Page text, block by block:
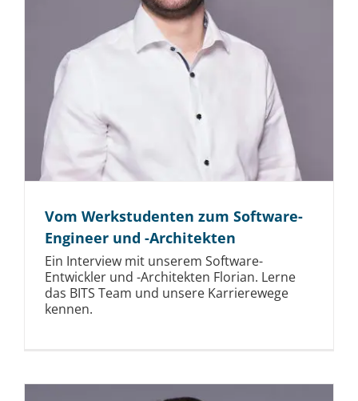
Vom Werkstudenten zum Software-
Engineer und -Architekten
Ein Interview mit unserem Software-
Entwickler und -Architekten Florian. Lerne
das BITS Team und unsere Karrierewege
kennen.